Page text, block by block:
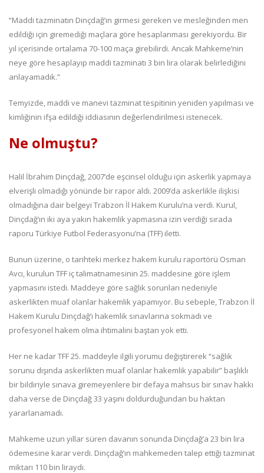
“Maddi tazminatın Dinçdağ’ın girmesi gereken ve mesleğinden men
edildiği için giremediği maçlara göre hesaplanması gerekiyordu. Bir
yıl içerisinde ortalama 70-100 maça girebilirdi. Ancak Mahkeme’nin
neye göre hesaplayıp maddi tazminatı 3 bin lira olarak belirlediğini
anlayamadık.”
Temyizde, maddi ve manevi tazminat tespitinin yeniden yapılması ve
kimliğinin ifşa edildiği iddiasının değerlendirilmesi istenecek.
Ne olmuştu?
Halil İbrahim Dinçdağ, 2007’de eşcinsel olduğu için askerlik yapmaya
elverişli olmadığı yönünde bir rapor aldı. 2009’da askerlikle ilişkisi
olmadığına dair belgeyi Trabzon İl Hakem Kurulu’na verdi. Kurul,
Dinçdağ’ın iki aya yakın hakemlik yapmasına izin verdiği sırada
raporu Türkiye Futbol Federasyonu’na (TFF) iletti.
Bunun üzerine, o tarihteki merkez hakem kurulu raportörü Osman
Avcı, kurulun TFF iç talimatnamesinin 25. maddesine göre işlem
yapmasını istedi. Maddeye göre sağlık sorunları nedeniyle
askerlikten muaf olanlar hakemlik yapamıyor. Bu sebeple, Trabzon İl
Hakem Kurulu Dinçdağ’ı hakemlik sınavlarına sokmadı ve
profesyonel hakem olma ihtimalini baştan yok etti.
Her ne kadar TFF 25. maddeyle ilgili yorumu değiştirerek “sağlık
sorunu dışında askerlikten muaf olanlar hakemlik yapabilir” başlıklı
bir bildiriyle sınava giremeyenlere bir defaya mahsus bir sınav hakkı
daha verse de Dinçdağ 33 yaşını doldurduğundan bu haktan
yararlanamadı.
Mahkeme uzun yıllar süren davanın sonunda Dinçdağ’a 23 bin lira
ödemesine karar verdi. Dinçdağ’ın mahkemeden talep ettiği tazminat
miktarı 110 bin liraydı.